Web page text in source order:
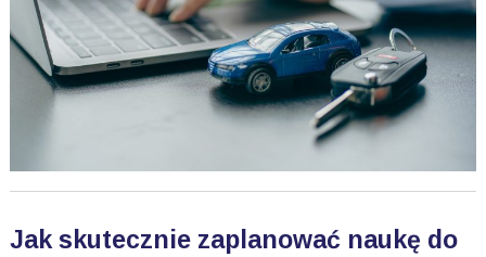
Jak skutecznie zaplanować naukę do